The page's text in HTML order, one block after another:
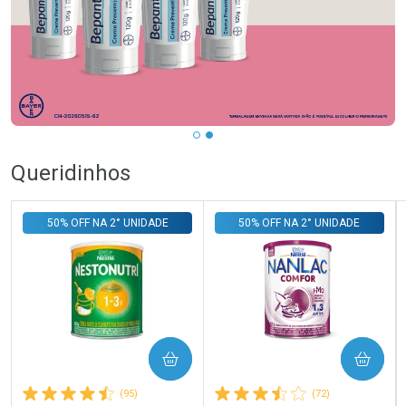
Queridinhos
(95)
50% OFF NA 2° UNIDADE
COMPRAR
(72)
50% OFF NA 2° UNIDADE
COMPRAR